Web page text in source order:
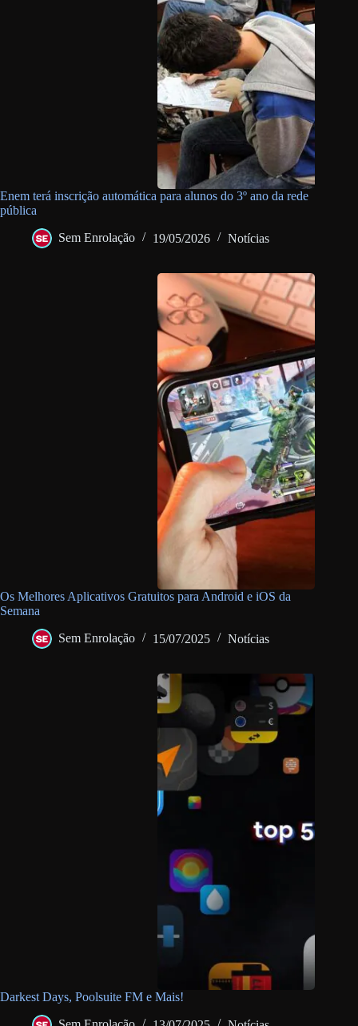
Enem terá inscrição automática para alunos do 3º ano da rede
pública
Sem Enrolação 19/05/2026 Notícias
Os Melhores Aplicativos Gratuitos para Android e iOS da
Semana
Sem Enrolação 15/07/2025 Notícias
Darkest Days, Poolsuite FM e Mais!